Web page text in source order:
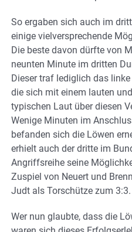
So ergaben sich auch im
einige vielversprechende
Die beste davon dürfte von
neunten Minute im dritten
Dieser traf lediglich das
die sich mit einem lauten
typischen Laut über diesen
Wenige Minuten im
befanden sich die Löwen
erhielt auch der dritte im
Angriffsreihe seine
Zuspiel von Neuert und
Judt als Torschütze zum 3:3.
Wer nun glaubte, dass die